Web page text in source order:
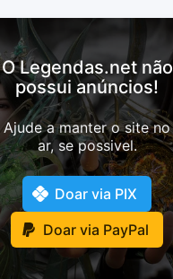
O Legendas.net não
possui anúncios!
Ajude a manter o site no
ar, se possivel.
Doar via PIX
Doar via PayPal